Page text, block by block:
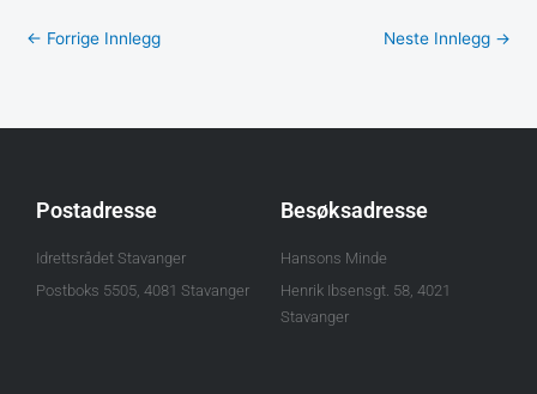
← Forrige Innlegg Neste Innlegg →
Postadresse
Idrettsrådet Stavanger
Postboks 5505, 4081 Stavanger
Besøksadresse
Hansons Minde
Henrik Ibsensgt. 58, 4021
Stavanger